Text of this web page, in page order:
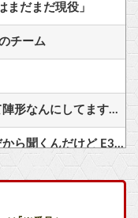
まだまだ現役」
チーム
【艦これ】軽空母混成の潜水マスって陣形なんにしてますの？？？
【艦これ】みんなもう終わってそうだから聞くんだけど E3-2ってサブの穴が空いてないダイハツ駆逐並べて 高速＋とかしてるとアホほど時間かかる？
った